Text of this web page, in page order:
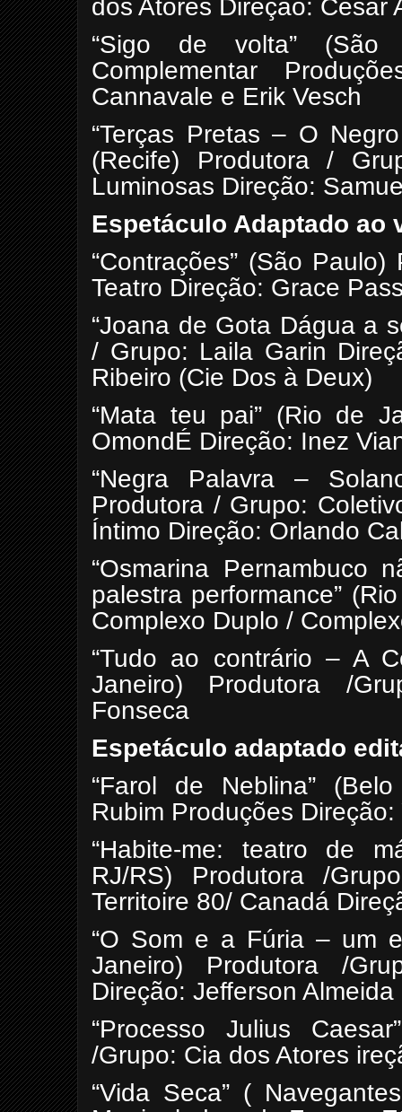
dos Atores Direção: César
“Sigo de volta” (São
Complementar
Cannavale e Erik Vesch
“Terças Pretas – O
(Recife) Produtora /
Luminosas Direção:
Espetáculo Adaptado ao
“Contrações” (São
Teatro Direção: Grace
“Joana de Gota Dágua a
/ Grupo: Laila Garin
Ribeiro (Cie Dos à Deux)
“Mata teu pai” (Rio de
OmondÉ Direção: Inez
“Negra Palavra –
Produtora / Grupo:
Íntimo Direção: Orlando
“Osmarina Pernambuco
palestra performance”
Complexo Duplo /
“Tudo ao contrário – A
Janeiro) Produtora /
Fonseca
Espetáculo adaptado
“Farol de Neblina”
Rubim Produções
“Habite-me: teatro de
RJ/RS) Produtora /
Territoire 80/ Canadá
“O Som e a Fúria – um
Janeiro) Produtora /
Direção: Jefferson Almeida
“Processo Julius
/Grupo: Cia dos Atores
“Vida Seca” (